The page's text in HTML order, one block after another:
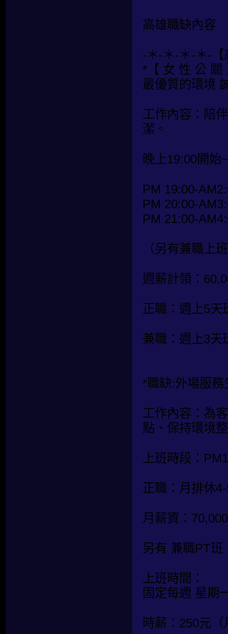
高雄職缺內容
-＊-＊-＊-＊-
*【 女 性 公 關
最優質的環境
工作內容：陪
潔。
晚上19:00開始~
PM 19:00-
PM 20:00-
PM 21:00-
（另有兼職上
週薪計領：
正職：週上5天
兼職：週上3天
*職缺:外場服務
工作內容：為
點、保持環境
上班時段：
正職：月排休
月薪資：
另有 兼職PT班
上班時間：
固定每週 星期
時薪：250元